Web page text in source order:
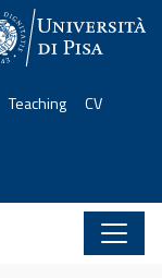
Teaching
CV